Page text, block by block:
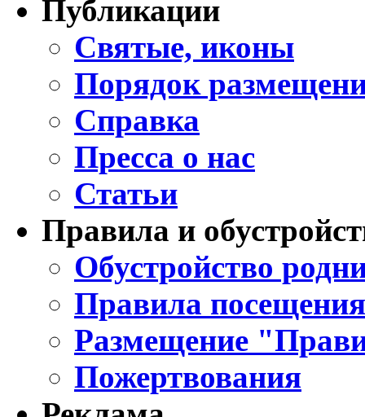
Публикации
Святые, иконы
Порядок
Справка
Пресса о нас
Статьи
Правила и
Обустройство
Правила
Размещение
Пожертвования